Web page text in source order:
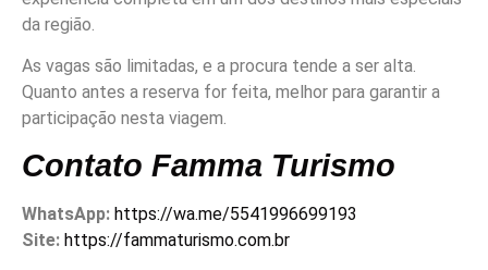
da região.
As vagas são limitadas, e a procura tende a ser alta.
Quanto antes a reserva for feita, melhor para garantir a
participação nesta viagem.
Contato Famma Turismo
WhatsApp: https://wa.me/5541996699193
Site: https://fammaturismo.com.br